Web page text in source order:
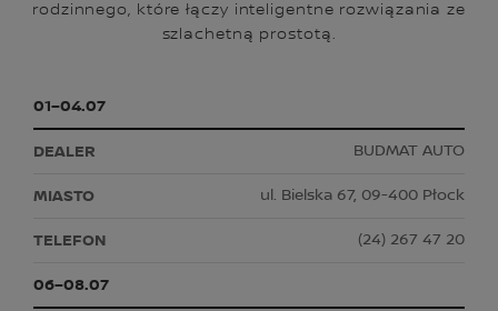
rodzinnego, które łączy inteligentne rozwiązania ze
szlachetną prostotą.
01–04.07
BUDMAT AUTO
ul. Bielska 67, 09-400 Płock
(24) 267 47 20
06–08.07